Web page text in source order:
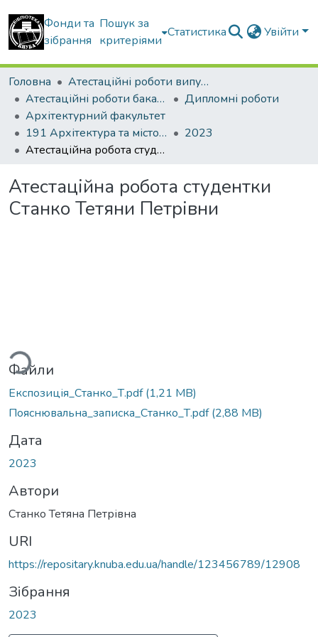
Фонди та
зібрання
Пошук за
критеріями
Статистика Увійти
Головна
Атестаційні роботи випускників
Атестаційні роботи бакалаврів
Дипломні роботи
Архітектурний факультет
191 Архітектура та містобудування
2023
Атестаційна робота студентки Станко Тетяни Петрівни
Атестаційна робота студентки
Станко Тетяни Петрівни
Файли
Експозиція_Станко_Т.pdf(1,21 MB)
Пояснювальна_записка_Станко_Т.pdf(2,88 MB)
Дата
2023
Автори
Станко Тетяна Петрівна
URI
https://repositary.knuba.edu.ua/handle/123456789/12908
Зібрання
2023